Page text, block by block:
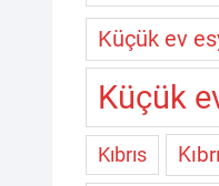
Küçük ev
Küçük
Kıbrıs